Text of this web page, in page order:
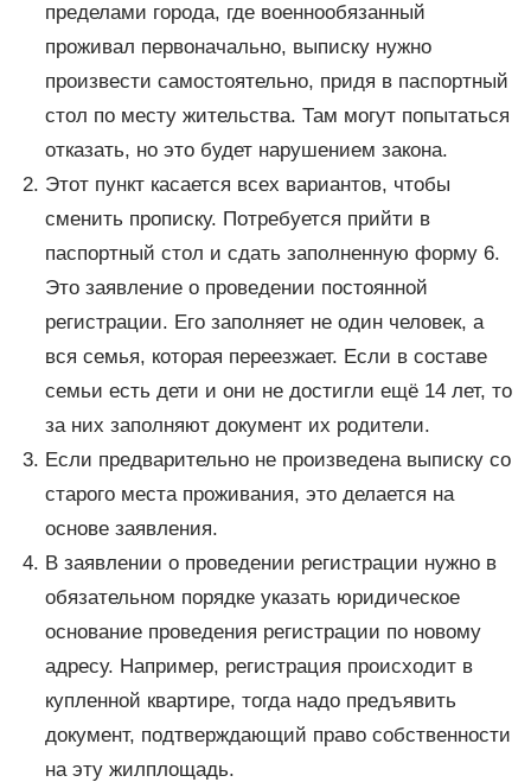
пределами города, где военнообязанный
проживал первоначально, выписку нужно
произвести самостоятельно, придя в паспортный
стол по месту жительства. Там могут попытаться
отказать, но это будет нарушением закона.
Этот пункт касается всех вариантов, чтобы
сменить прописку. Потребуется прийти в
паспортный стол и сдать заполненную форму 6.
Это заявление о проведении постоянной
регистрации. Его заполняет не один человек, а
вся семья, которая переезжает. Если в составе
семьи есть дети и они не достигли ещё 14 лет, то
за них заполняют документ их родители.
Если предварительно не произведена выписку со
старого места проживания, это делается на
основе заявления.
В заявлении о проведении регистрации нужно в
обязательном порядке указать юридическое
основание проведения регистрации по новому
адресу. Например, регистрация происходит в
купленной квартире, тогда надо предъявить
документ, подтверждающий право собственности
на эту жилплощадь.